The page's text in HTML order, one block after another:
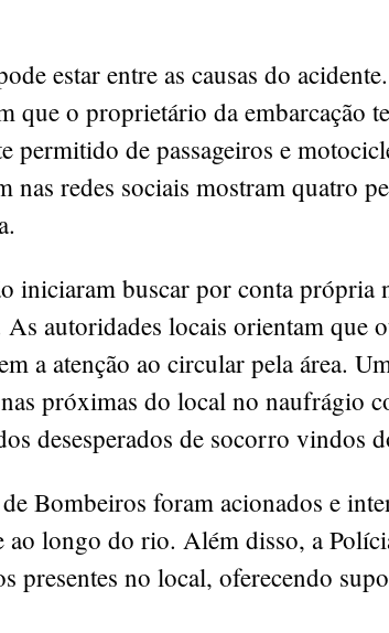
estar entre as causas do
que o proprietário da embarcação
permitido de passageiros e
nas redes sociais mostram quatro
iniciaram buscar por conta própria
autoridades locais orientam que
a atenção ao circular pela área.
próximas do local no naufrágio
desesperados de socorro vindos
Bombeiros foram acionados e
ao longo do rio. Além disso, a
presentes no local, oferecendo